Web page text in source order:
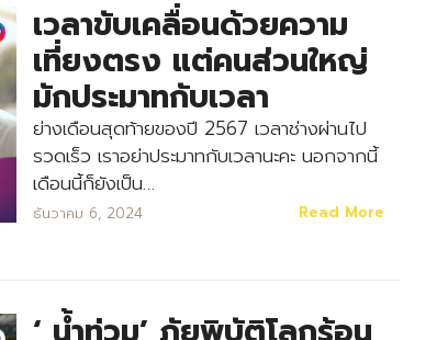
เวลาขับเคลื่อนด้วยความ
เที่ยงตรง แต่คนส่วนใหญ่
มักประมาทกับเวลา
ย่างเดือนสุดท้ายของปี 2567 เวลาช่างผ่านไป
รวดเร็ว เราอย่าประมาทกับเวลานะคะ นอกจากนี้
เดือนนี้ก็ยังเป็น…
ธันวาคม 6, 2024 Read More